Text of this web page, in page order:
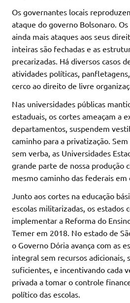
Os governantes locais
ataque do governo Bolsonaro.
ainda mais ataques aos seus
inteiras são fechadas e as
precarizadas. Há diversos casos
atividades políticas,
cerco ao direito de livre
Nas universidades públicas
estaduais, os cortes ameaçam a
departamentos, suspendem
caminho para a privatização. Sem
sem verba, as Universidades
grande parte de nossa produção
mesmo caminho das federais em
Junto aos cortes na educação
escolas militarizadas, os estados
implementar a Reforma do
Temer em 2018. No estado de
o Governo Dória avança com as
integral sem recursos adicionais,
suficientes, e incentivando cada
privada a tomar o controle
político das escolas.